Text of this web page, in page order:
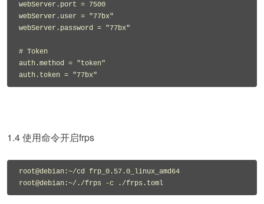
webServer.port = 7500
webServer.user = "77bx"
webServer.password = "77bx"
# Token
auth.method = "token"
auth.token = "77bx"
1.4 使用命令开启frps
root@debian:~/cd frp_0.57.0_linux_amd64
root@debian:~/./frps -c ./frps.toml